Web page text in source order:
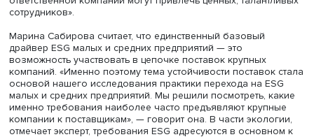
Марина Сабирова, начальник отдела маркетинга
государственного и муниципального управления НИУ
высказалась о необходимости определиться с
перехода на ESG малых и средних компаний. «Если в
отношении крупных компаний основным драйвером
финансовый сектор, то в ситуации с малыми
мы сталкиваемся с другой картиной: для большинства
ESG дорого, малопонятно и неинтересно», — говорит
Между тем для стартапов ESG может стать
инструментом привлечения зеленых бизнес-ангелов